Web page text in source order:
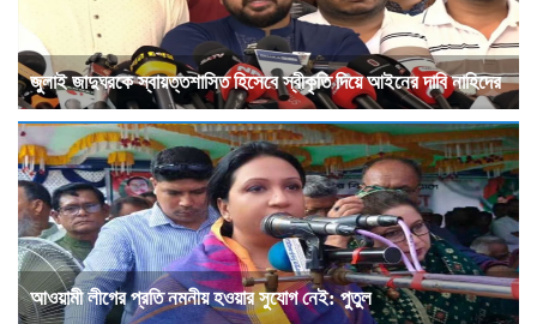
জুলাই জাদুঘরকে স্বায়ত্তশাসিত হিসেবে স্বীকৃতি দিয়ে আইনের দাবি নাহিদের
আওয়ামী লীগের প্রতি নমনীয় হওয়ার সুযোগ নেই: পুতুল